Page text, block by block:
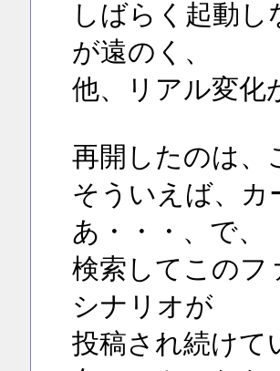
しばらく起動
が遠のく、
他、リアル変化
再開したのは、
そういえば、カ
あ・・・、で、
検索してこのフ
シナリオが
投稿され続けて